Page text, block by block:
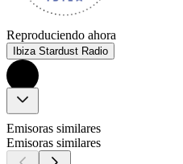
Reproduciendo ahora
Ibiza Stardust Radio
Emisoras similares
Emisoras similares